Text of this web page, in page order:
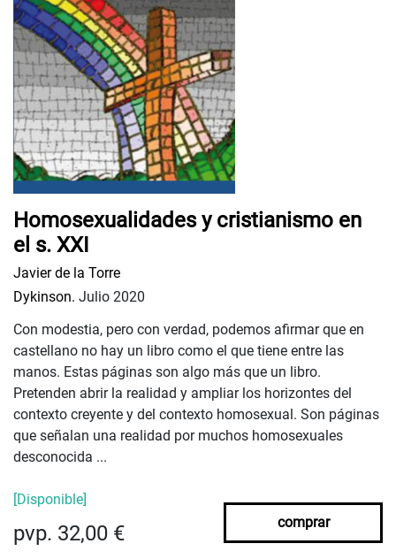
Homosexualidades y cristianismo en
el s. XXI
Javier de la Torre
Dykinson. Julio 2020
Con modestia, pero con verdad, podemos afirmar que en
castellano no hay un libro como el que tiene entre las
manos. Estas páginas son algo más que un libro.
Pretenden abrir la realidad y ampliar los horizontes del
contexto creyente y del contexto homosexual. Son páginas
que señalan una realidad por muchos homosexuales
desconocida ...
[Disponible]
pvp. 32,00 € comprar